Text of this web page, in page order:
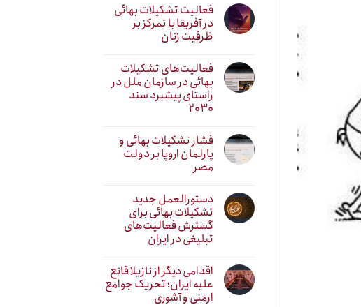
فعالیت تشکیلات بهائی
در آفریقا با تمرکز بر
ظرفیت زنان
فعالیت‌های تشکیلات
بهائی در سازمان ملل در
راستای پیشبرد سند
۲۰۳۰
فشار تشکیلات بهائی و
پارلمان اروپا بر دولت
مصر
دستورالعمل جدید
تشکیلات بهائی برای
گسترش فعالیت‌های
تبلیغی در ایران
اقدامی دیگر از نازیلا قانع
علیه ایران؛ تحریک جوامع
ارمنی و آشوری